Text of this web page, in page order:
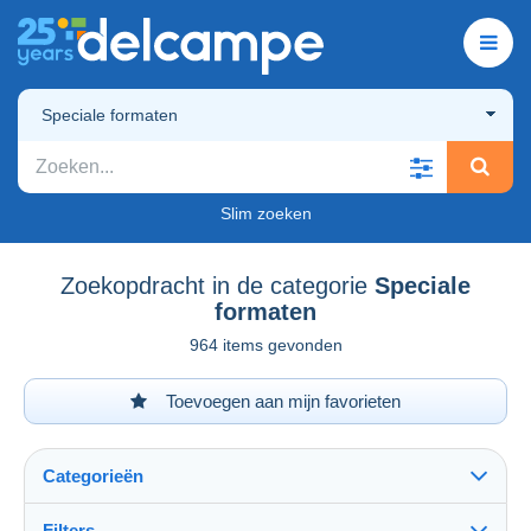
Speciale formaten
Slim zoeken
Zoekopdracht in de categorie Speciale
formaten
964 items gevonden
Toevoegen aan mijn favorieten
Categorieën